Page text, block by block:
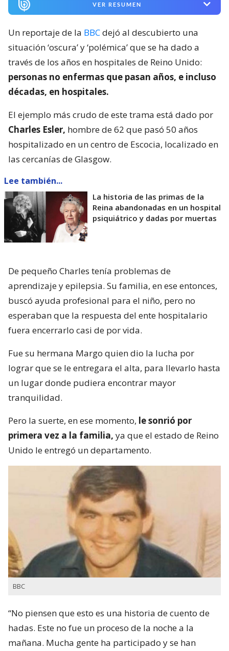
VER RESUMEN
Un reportaje de la BBCdejó al descubierto una
situación ‘oscura’ y ‘polémica’ que se ha dado a
través de los años en hospitales de Reino Unido:
personas no enfermas que pasan años, e incluso
décadas, en hospitales.
El ejemplo más crudo de este trama está dado por
Charles Esler, hombre de 62 que pasó 50 años
hospitalizado en un centro de Escocia, localizado en
las cercanías de Glasgow.
Lee también...
La historia de las primas de la
Reina abandonadas en un hospital
psiquiátrico y dadas por muertas
De pequeño Charles tenía problemas de
aprendizaje y epilepsia. Su familia, en ese entonces,
buscó ayuda profesional para el niño, pero no
esperaban que la respuesta del ente hospitalario
fuera encerrarlo casi de por vida.
Fue su hermana Margo quien dio la lucha por
lograr que se le entregara el alta, para llevarlo hasta
un lugar donde pudiera encontrar mayor
tranquilidad.
Pero la suerte, en ese momento, le sonrió por
primera vez a la familia, ya que el estado de Reino
Unido le entregó un departamento.
BBC
“No piensen que esto es una historia de cuento de
hadas. Este no fue un proceso de la noche a la
mañana. Mucha gente ha participado y se han